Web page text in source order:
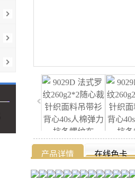
产品详情 在线色卡